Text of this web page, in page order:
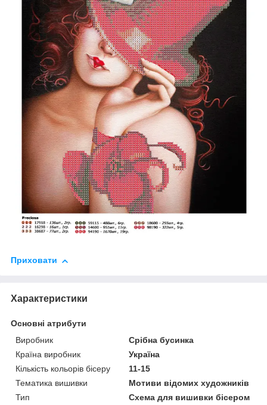
Приховати
Характеристики
Основні атрибути
Виробник
Срібна бусинка
Країна виробник
Україна
Кількість кольорів бісеру
11-15
Тематика вишивки
Мотиви відомих художників
Тип
Схема для вишивки бісером